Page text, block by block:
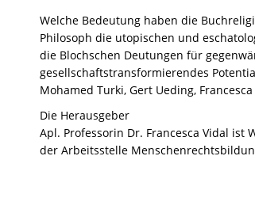
Welche Bedeutung haben die
Philosoph die utopischen und
die Blochschen Deutungen für
gesellschaftstransformierendes
Mohamed Turki, Gert Ueding,
Die Herausgeber
Apl. Professorin Dr. Francesca Vidal
der Arbeitsstelle